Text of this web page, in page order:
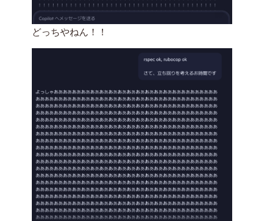
どっちやねん！！